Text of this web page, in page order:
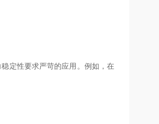
定性要求严苛的应用。例如，在